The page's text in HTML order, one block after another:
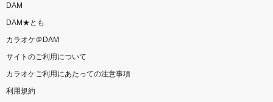
DAM
DAM★とも
カラオケ＠DAM
サイトのご利用について
カラオケご利用にあたっての注意事項
利用規約